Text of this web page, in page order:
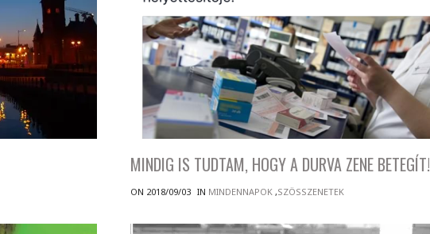
MINDIG IS TUDTAM, HOGY A DURVA ZENE BETEGÍT!
ON 2018/09/03 IN MINDENNAPOK ,SZÖSSZENETEK